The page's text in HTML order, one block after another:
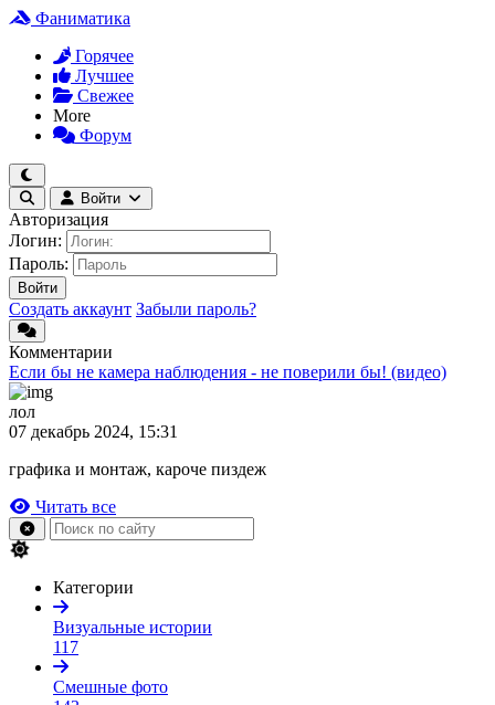
Фаниматика
Горячее
Лучшее
Свежее
More
Форум
Войти
Авторизация
Логин:
Пароль:
Войти
Создать аккаунт Забыли пароль?
Комментарии
Если бы не камера наблюдения - не поверили бы! (видео)
лол
07 декабрь 2024, 15:31
графика и монтаж, кароче пиздеж
Читать все
Категории
Визуальные истории
117
Смешные фото